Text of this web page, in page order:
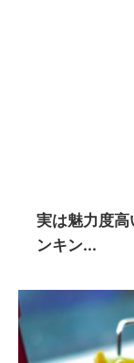
実は魅力度高
ンキン...